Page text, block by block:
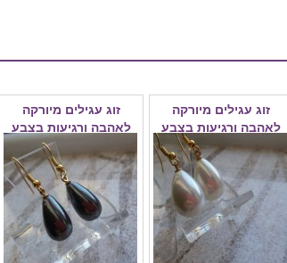
זוג עגילים מיורקה
לאהבה ורגיעות בצבע
שנהב
זוג עגילים מיורקה
לאהבה ורגיעות בצבע
כחול/שחור בוהק